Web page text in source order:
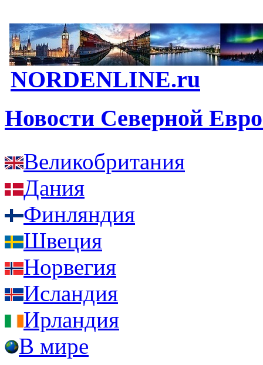
NORDENLINE.ru
Новости Северной
Великобритания
Дания
Финляндия
Швеция
Норвегия
Исландия
Ирландия
В мире